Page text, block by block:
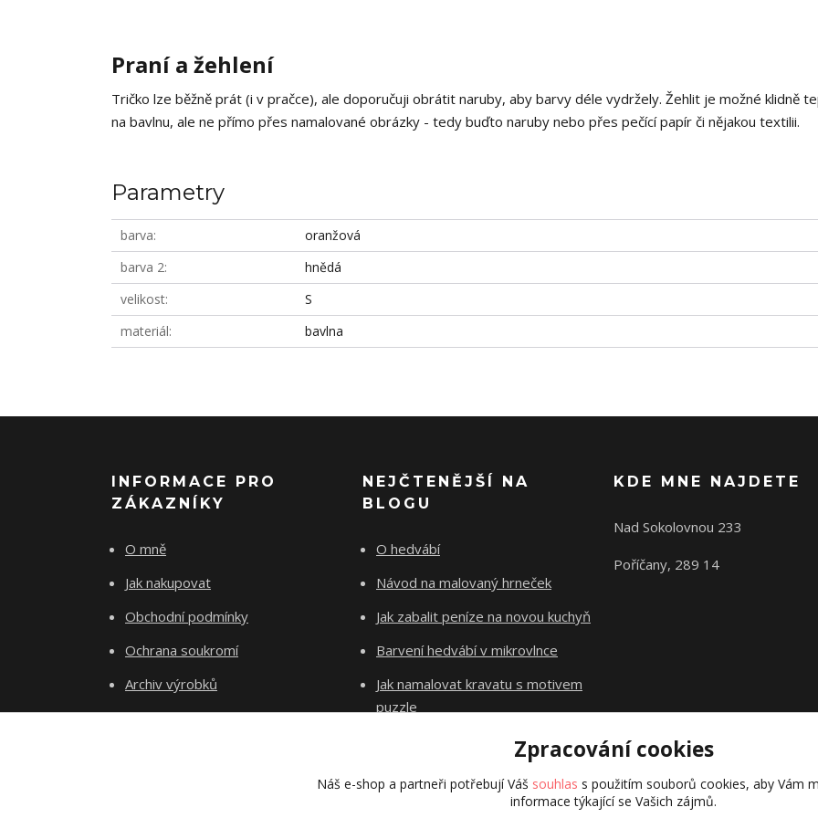
Praní a žehlení
Tričko lze běžně prát (i v pračce), ale doporučuji obrátit naruby, aby barvy déle vydržely. Žehlit je možné klidně
na bavlnu, ale ne přímo přes namalované obrázky - tedy buďto naruby nebo přes pečící papír či nějakou textilii.
Parametry
barva
oranžová
barva 2
hnědá
velikost
S
materiál
bavlna
INFORMACE PRO
ZÁKAZNÍKY
O mně
Jak nakupovat
Obchodní podmínky
Ochrana soukromí
Archiv výrobků
Kontakty
NEJČTENĚJŠÍ NA
BLOGU
O hedvábí
Návod na malovaný hrneček
Jak zabalit peníze na novou kuchyň
Barvení hedvábí v mikrovlnce
Jak namalovat kravatu s motivem
puzzle
KDE MNE NAJDETE
Nad Sokolovnou 233
Poříčany, 289 14
Původní stránky
Zpracování cookies
Náš e-shop a partneři potřebují Váš souhlas s použitím souborů cookies, aby Vám
informace týkající se Vašich zájmů.